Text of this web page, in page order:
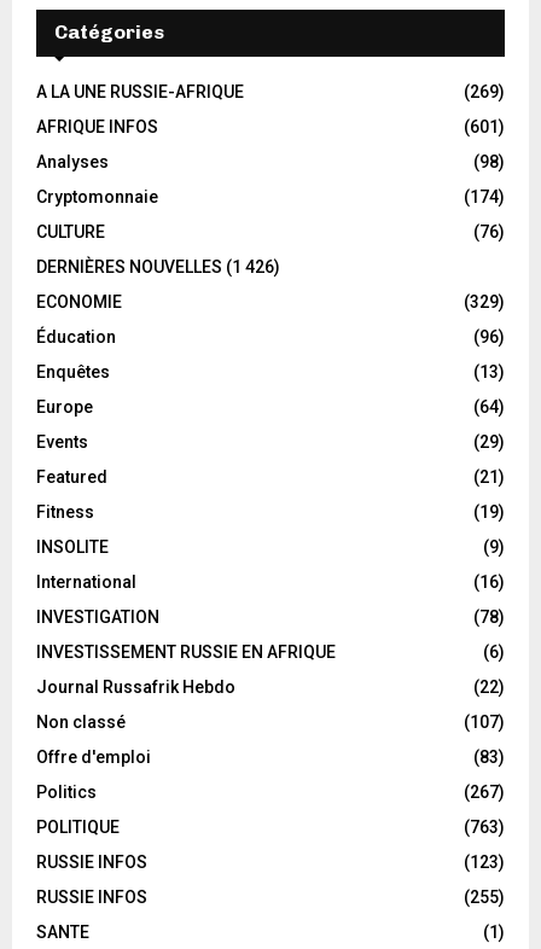
Catégories
A LA UNE RUSSIE-AFRIQUE
(269)
AFRIQUE INFOS
(601)
Analyses
(98)
Cryptomonnaie
(174)
CULTURE
(76)
DERNIÈRES NOUVELLES (1 426)
ECONOMIE
(329)
Éducation
(96)
Enquêtes
(13)
Europe
(64)
Events
(29)
Featured
(21)
Fitness
(19)
INSOLITE
(9)
International
(16)
INVESTIGATION
(78)
INVESTISSEMENT RUSSIE EN AFRIQUE
(6)
Journal Russafrik Hebdo
(22)
Non classé
(107)
Offre d'emploi
(83)
Politics
(267)
POLITIQUE
(763)
RUSSIE INFOS
(123)
RUSSIE INFOS
(255)
SANTE
(1)